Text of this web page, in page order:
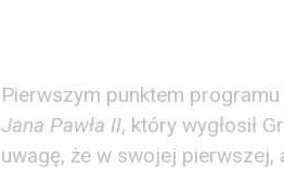
Pierwszym punktem programu
Jana Pawła II, który wygłosił
uwagę, że w swojej